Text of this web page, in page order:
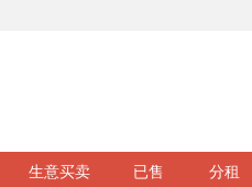
生意买卖
已售
分租